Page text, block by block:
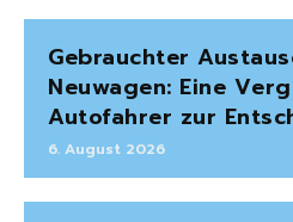
Gebrauchter
Neuwagen: Eine
Autofahrer zur
6. August 2026